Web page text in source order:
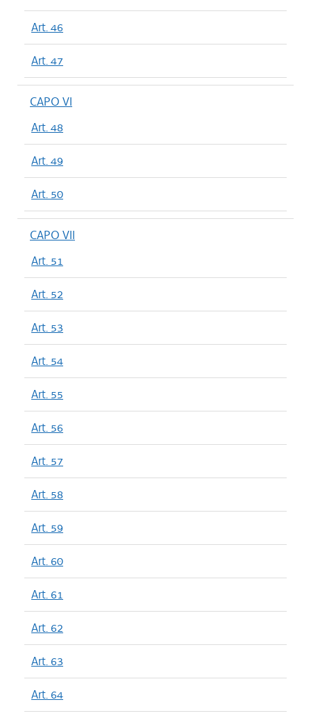
Art. 46
Art. 47
CAPO VI
Art. 48
Art. 49
Art. 50
CAPO VII
Art. 51
Art. 52
Art. 53
Art. 54
Art. 55
Art. 56
Art. 57
Art. 58
Art. 59
Art. 60
Art. 61
Art. 62
Art. 63
Art. 64